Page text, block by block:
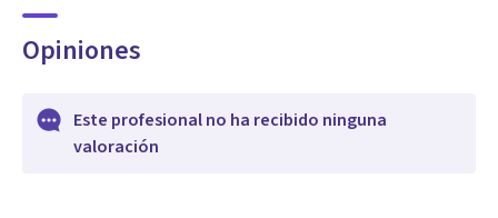
Opiniones
Este profesional no ha recibido ninguna
valoración